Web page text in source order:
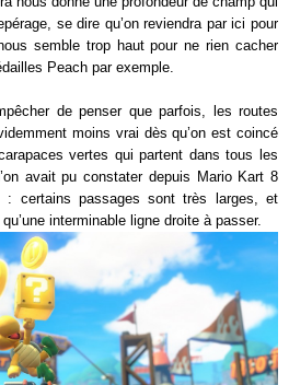
se dire qu’on reviendra par ici pour
semble trop haut pour ne rien cacher
Peach par exemple.
de penser que parfois, les routes
moins vrai dès qu’on est coincé
vertes qui partent dans tous les
avait pu constater depuis Mario Kart 8
certains passages sont très larges, et
interminable ligne droite à passer.